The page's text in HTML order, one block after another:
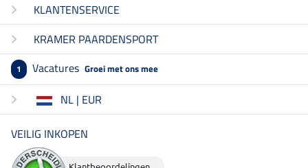
KLANTENSERVICE
KRAMER PAARDENSPORT
1 Vacatures Groei met ons mee
NL | EUR
VEILIG INKOPEN